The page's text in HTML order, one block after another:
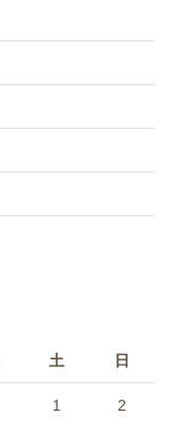
土 日
1 2